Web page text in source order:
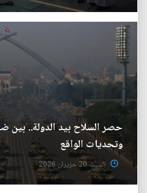
حصر السلاح بيد الدولة.. بين
وتحديات الواقع
السبت 20 حزيران 2026